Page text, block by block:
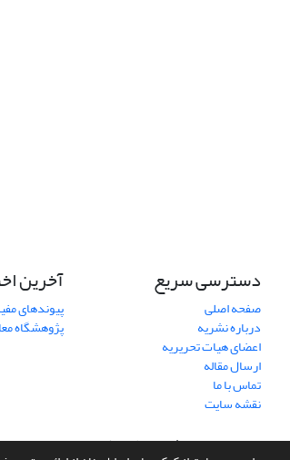
دسترسی سریع
صفحه اصلی
درباره نشریه
اعضای هیات تحریریه
ارسال مقاله
تماس با ما
نقشه سایت
آخرین
پیوندهای
پژوهشگاه
سامانه مدیریت نشریات علمی.طراحی و پیاده سازی از